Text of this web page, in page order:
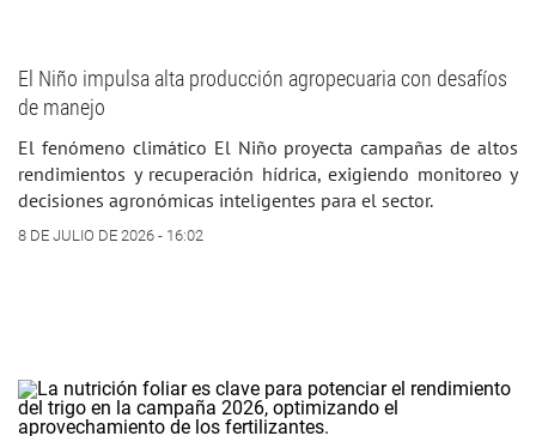
El Niño impulsa alta producción agropecuaria con desafíos
de manejo
El fenómeno climático El Niño proyecta campañas de altos
rendimientos y recuperación hídrica, exigiendo monitoreo y
decisiones agronómicas inteligentes para el sector.
8 DE JULIO DE 2026 - 16:02